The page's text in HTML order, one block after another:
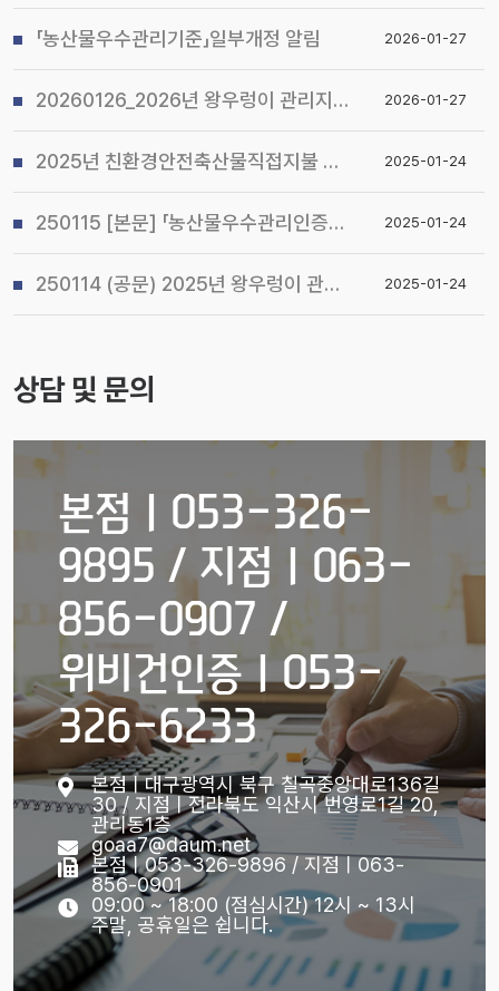
「농산물우수관리기준」일부개정 알림 2026-01-27
20260126_2026년 왕우렁이 관리지침 및 전국 일제 수거기간 운영계획 알림 2026-01-27
2025년 친환경안전축산물직접지불 사업 시행지침 알림 2025-01-24
250115 [본문] 「농산물우수관리인증(GAP) 기본교육 관리지침」개정 알림 2025-01-24
250114 (공문) 2025년 왕우렁이 관리지침 및 전국 일제 수거기간 운영계획 알림 2025-01-24
상담 및 문의
본점ㅣ053-326-
9895 / 지점ㅣ063-
856-0907 /
위비건인증ㅣ053-
326-6233
본점ㅣ대구광역시 북구 칠곡중앙대로136길
30 / 지점ㅣ전라북도 익산시 번영로1길 20,
관리동1층
goaa7@daum.net
본점ㅣ053-326-9896 / 지점ㅣ063-
856-0901
09:00 ~ 18:00 (점심시간) 12시 ~ 13시
주말, 공휴일은 쉽니다.